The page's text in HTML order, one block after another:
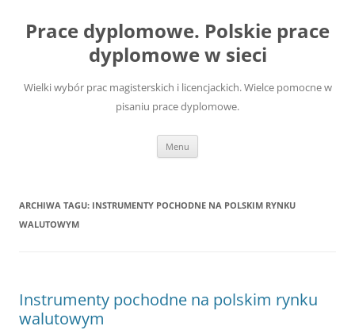
treści
Prace dyplomowe. Polskie prace
dyplomowe w sieci
Wielki wybór prac magisterskich i licencjackich. Wielce pomocne w
pisaniu prace dyplomowe.
Menu
ARCHIWA TAGU: INSTRUMENTY POCHODNE NA POLSKIM RYNKU
WALUTOWYM
Instrumenty pochodne na polskim rynku
walutowym